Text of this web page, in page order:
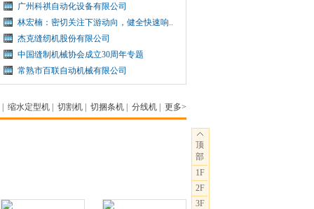
广州科祺自动化设备有限公司
林宏楠：密切关注下游动向，健全快速响..
杰克缝纫机股份有限公司
中国缝制机械协会成立30周年专题
常熟市百联自动机械有限公司
缩水定型机 切割机 切捆条机 分线机 更多>
顶
部
1F
2F
3F